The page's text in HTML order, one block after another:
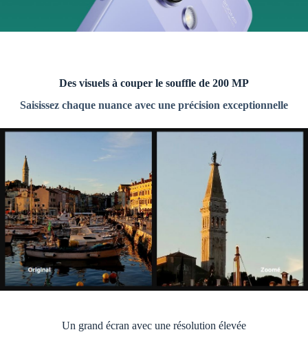
Des visuels à couper le souffle de 200 MP
Saisissez chaque nuance avec une précision exceptionnelle
Un grand écran avec une résolution élevée